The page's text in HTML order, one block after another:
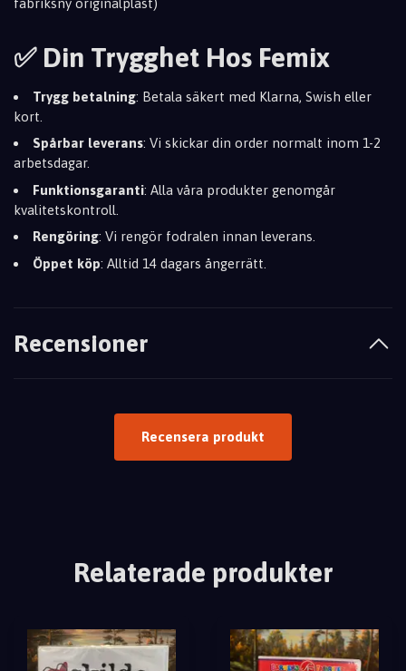
✅ Din Trygghet Hos Femix
Trygg betalning: Betala säkert med Klarna, Swish eller
kort.
Spårbar leverans: Vi skickar din order normalt inom 1-2
arbetsdagar.
Funktionsgaranti: Alla våra produkter genomgår
kvalitetskontroll.
Rengöring: Vi rengör fodralen innan leverans.
Öppet köp: Alltid 14 dagars ångerrätt.
Recensioner
Recensera produkt
Relaterade produkter